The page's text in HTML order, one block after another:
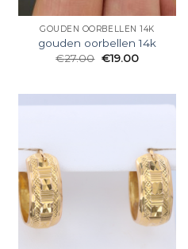
GOUDEN OORBELLEN 14K
gouden oorbellen 14k
€27.00 €19.00